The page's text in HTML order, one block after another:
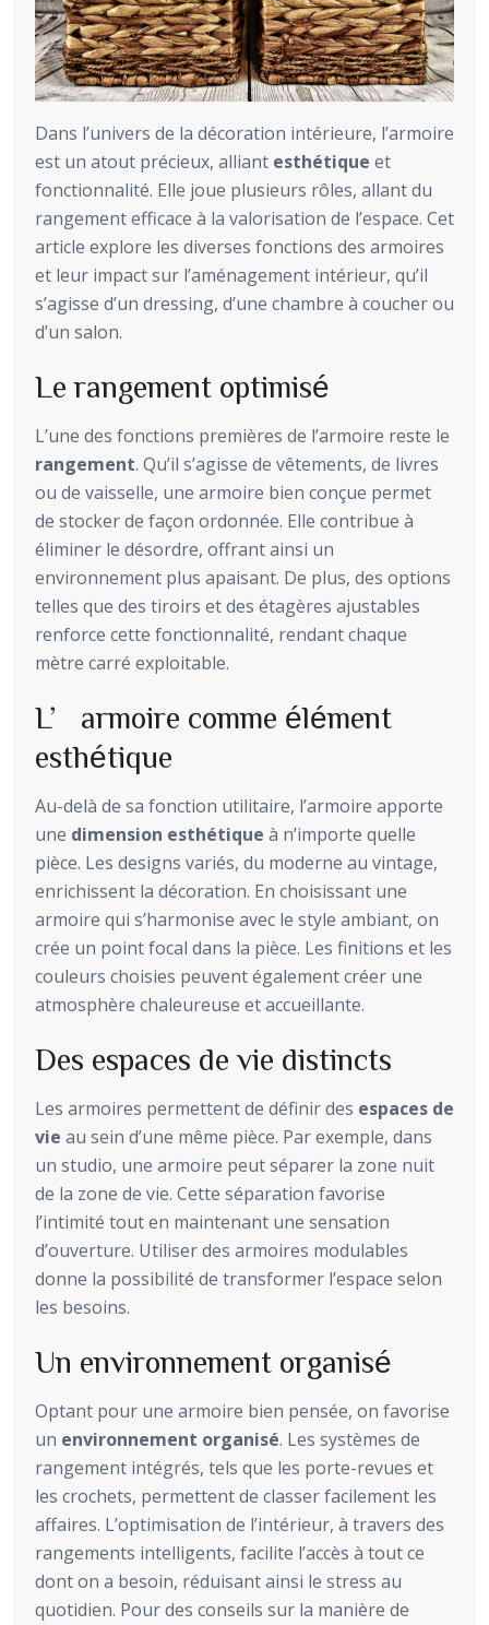
Dans l’univers de la décoration intérieure, l’armoire
est un atout précieux, alliant esthétique et
fonctionnalité. Elle joue plusieurs rôles, allant du
rangement efficace à la valorisation de l’espace. Cet
article explore les diverses fonctions des armoires
et leur impact sur l’aménagement intérieur, qu’il
s’agisse d’un dressing, d’une chambre à coucher ou
d’un salon.
Le rangement optimisé
L’une des fonctions premières de l’armoire reste le
rangement. Qu’il s’agisse de vêtements, de livres
ou de vaisselle, une armoire bien conçue permet
de stocker de façon ordonnée. Elle contribue à
éliminer le désordre, offrant ainsi un
environnement plus apaisant. De plus, des options
telles que des tiroirs et des étagères ajustables
renforce cette fonctionnalité, rendant chaque
mètre carré exploitable.
L’armoire comme élément
esthétique
Au-delà de sa fonction utilitaire, l’armoire apporte
une dimension esthétique à n’importe quelle
pièce. Les designs variés, du moderne au vintage,
enrichissent la décoration. En choisissant une
armoire qui s’harmonise avec le style ambiant, on
crée un point focal dans la pièce. Les finitions et les
couleurs choisies peuvent également créer une
atmosphère chaleureuse et accueillante.
Des espaces de vie distincts
Les armoires permettent de définir des espaces de
vie au sein d’une même pièce. Par exemple, dans
un studio, une armoire peut séparer la zone nuit
de la zone de vie. Cette séparation favorise
l’intimité tout en maintenant une sensation
d’ouverture. Utiliser des armoires modulables
donne la possibilité de transformer l’espace selon
les besoins.
Un environnement organisé
Optant pour une armoire bien pensée, on favorise
un environnement organisé. Les systèmes de
rangement intégrés, tels que les porte-revues et
les crochets, permettent de classer facilement les
affaires. L’optimisation de l’intérieur, à travers des
rangements intelligents, facilite l’accès à tout ce
dont on a besoin, réduisant ainsi le stress au
quotidien. Pour des conseils sur la manière de